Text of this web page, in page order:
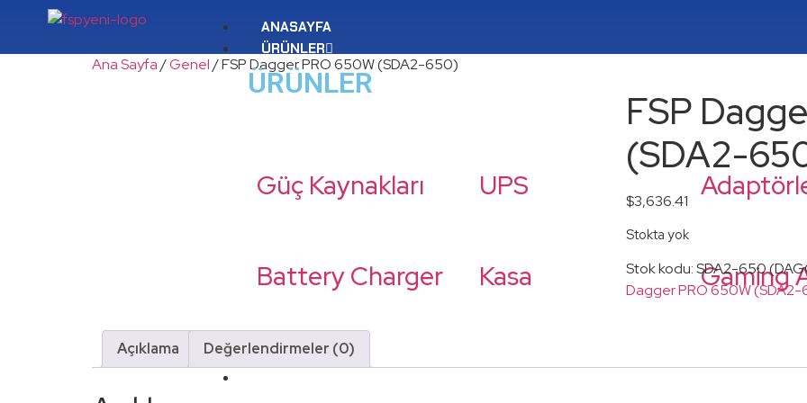
ANASAYFA
ÜRÜNLER
ÜRÜNLER
Güç Kaynakları UPS
Battery Charger Kasa Gaming
HAKKIMIZDA
KATALOG
Ana Sayfa/Genel/ FSP Dagger PRO 650W (SDA2-650)
FSP
(SDA2-
$3,636.41
Stokta yok
Stok kodu:SDA2-650
Dagger PRO 650W
Açıklama Değerlendirmeler (0)